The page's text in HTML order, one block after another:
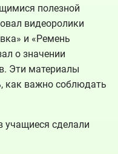
полезной
видеоролики
и «Ремень
о значении
Эти материалы
как важно соблюдать
учащиеся сделали